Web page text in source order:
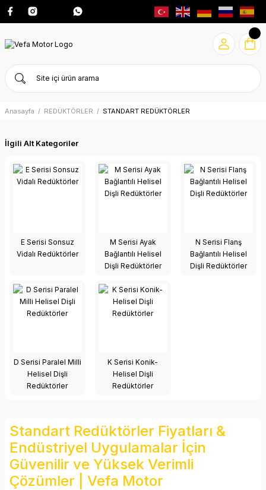
Anasayfa REDÜKTÖRLER STANDART REDÜKTÖRLER
İlgili Alt Kategoriler
E Serisi Sonsuz
Vidalı Redüktörler
M Serisi Ayak
Bağlantılı Helisel
Dişli Redüktörler
N Serisi Flanş
Bağlantılı Helisel
Dişli Redüktörler
D Serisi Paralel Milli
Helisel Dişli
Redüktörler
K Serisi Konik-
Helisel Dişli
Redüktörler
Standart Redüktörler Fiyatları &
Endüstriyel Uygulamalar İçin
Güvenilir ve Yüksek Verimli
Çözümler | Vefa Motor